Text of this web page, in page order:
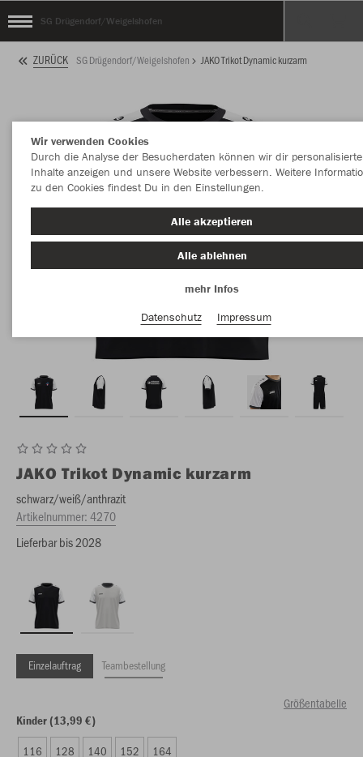
SG Drügendorf/Weigelshofen
ZURÜCK SG Drügendorf/Weigelshofen JAKO Trikot Dynamic kurzarm
JAKO Trikot Dynamic kurzarm
schwarz/weiß/anthrazit
Artikelnummer:4270
Lieferbar bis 2028
Einzelauftrag Teambestellung
Größentabelle
Kinder (13,99 €)
116 128 140 152 164
Wir verwenden Cookies
Durch die Analyse der Besucherdaten können wir dir personalisierte
Inhalte anzeigen und unsere Website verbessern. Weitere
zu den Cookies findest Du in den Einstellungen.
Alle akzeptieren
Alle ablehnen
mehr Infos
Datenschutz
Impressum